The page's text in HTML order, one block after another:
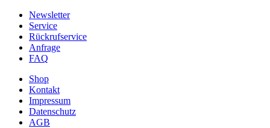
Newsletter
Service
Rückrufservice
Anfrage
FAQ
Shop
Kontakt
Impressum
Datenschutz
AGB